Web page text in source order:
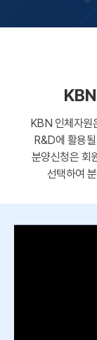
KBN 인체자원
R&D에 활용
분양신청은 회
선택하여